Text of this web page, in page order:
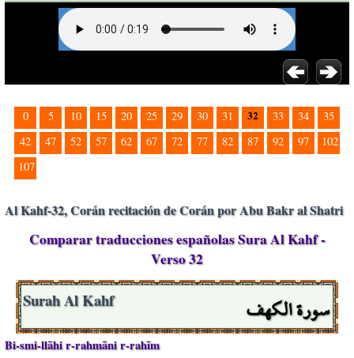
0 5 10 15 20 25 29 30 31 32 33 34
35
42
47 52 57 62 67 72 77 82 87 92 97
102
107
Al Kahf-32, Corán recitación de Corán por Abu Bakr al Shatri
Comparar traducciones españolas Sura Al Kahf -
Verso 32
سورة الكهف Surah Al Kahf
Bi-smi-llāhi r-rahmāni r-rahīm